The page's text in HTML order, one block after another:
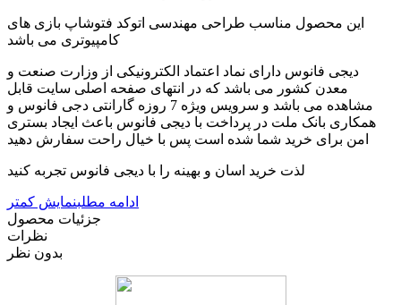
این محصول مناسب طراحی مهندسی اتوکد فتوشاپ بازی های
کامپیوتری می باشد
دیجی فانوس دارای نماد اعتماد الکترونیکی از وزارت صنعت و
معدن کشور می باشد که در انتهای صفحه اصلی سایت قابل
مشاهده می باشد و سرویس ویژه 7 روزه گارانتی دجی فانوس و
همکاری بانک ملت در پرداخت با دیجی فانوس باعث ایجاد بستری
امن برای خرید شما شده است پس با خیال راحت سفارش دهید
لذت خرید اسان و بهینه را با دیجی فانوس تجربه کنید
ادامه مطلبنمایش کمتر
جزئیات محصول
نظرات
بدون نظر